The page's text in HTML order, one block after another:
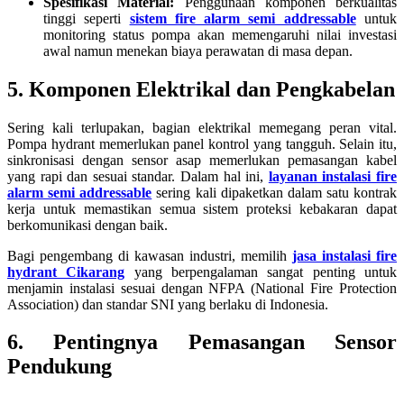
tinggi seperti sistem fire alarm semi addressableuntuk
monitoring status pompa akan memengaruhi nilai investasi
awal namun menekan biaya perawatan di masa depan.
5. Komponen Elektrikal dan Pengkabelan
Sering kali terlupakan, bagian elektrikal memegang peran vital.
Pompa hydrant memerlukan panel kontrol yang tangguh. Selain itu,
sinkronisasi dengan sensor asap memerlukan pemasangan kabel
yang rapi dan sesuai standar. Dalam hal ini, layanan instalasi fire
alarm semi addressable sering kali dipaketkan dalam satu kontrak
kerja untuk memastikan semua sistem proteksi kebakaran dapat
berkomunikasi dengan baik.
Bagi pengembang di kawasan industri, memilih jasa instalasi fire
hydrant Cikarang yang berpengalaman sangat penting untuk
menjamin instalasi sesuai dengan NFPA (National Fire Protection
Association) dan standar SNI yang berlaku di Indonesia.
6. Pentingnya Pemasangan Sensor
Pendukung